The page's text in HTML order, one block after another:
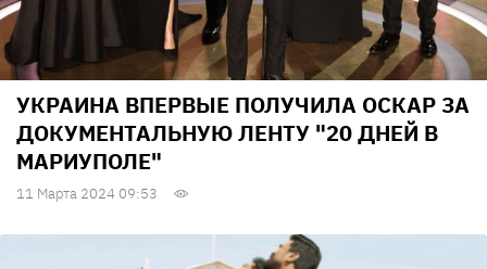
УКРАИНА ВПЕРВЫЕ ПОЛУЧИЛА ОСКАР ЗА
ДОКУМЕНТАЛЬНУЮ ЛЕНТУ "20 ДНЕЙ В
МАРИУПОЛЕ"
11 Марта 2024 09:53